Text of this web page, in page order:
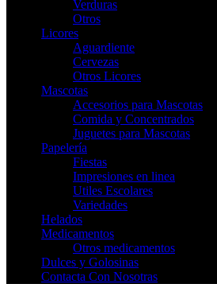
Verduras
Otros
Licores
Aguardiente
Cervezas
Otros Licores
Mascotas
Accesorios para Mascotas
Comida y Concentrados
Juguetes para Mascotas
Papelería
Fiestas
Impresiones en linea
Utiles Escolares
Variedades
Helados
Medicamentos
Otros medicamentos
Dulces y Golosinas
Contacta Con Nosotras